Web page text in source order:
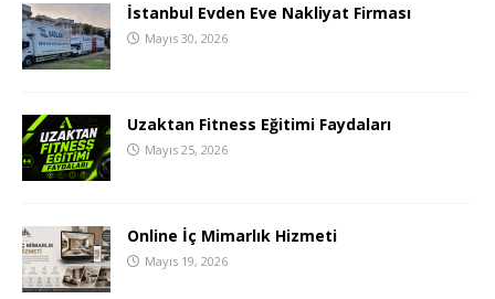
İstanbul Evden Eve Nakliyat Firması
Mayıs 30, 2026
Uzaktan Fitness Eğitimi Faydaları
Mayıs 25, 2026
Online İç Mimarlık Hizmeti
Mayıs 19, 2026